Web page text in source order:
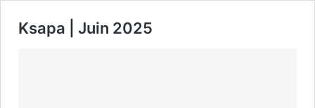
Ksapa | Juin 2025